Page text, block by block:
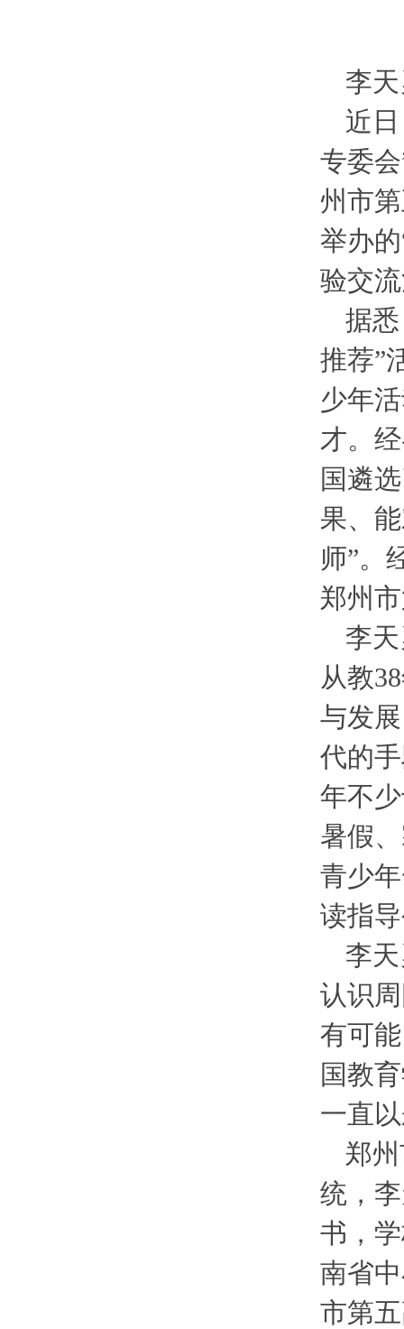
李
近
专委
州市
举办
验交
据
推荐”
少年
才。
国遴
果、
师”。
郑州
李
从教
与发
代的
年不
暑假
青少
读指
李
认识
有可
国教
一直
郑
统，
书，
南省
市第